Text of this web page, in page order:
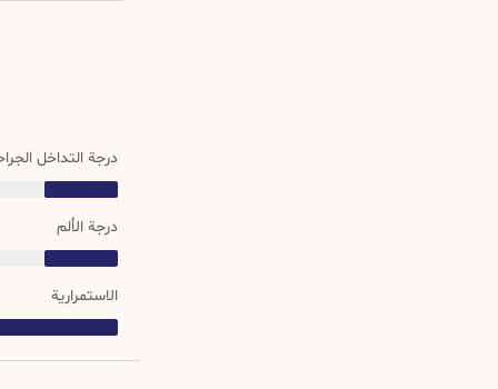
درجة التداخل
درجة التداخل الجراحي
درجة الألم
درجة التداخل الجراحي
الاستمرارية
الاستمرارية